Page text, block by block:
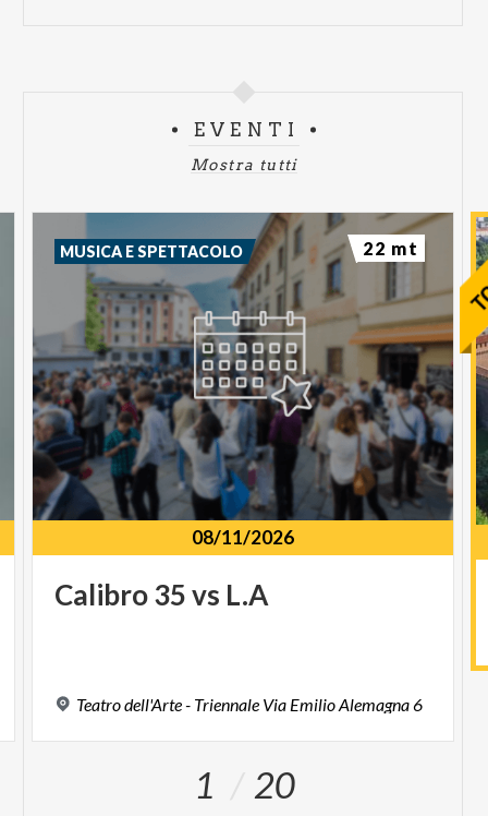
EVENTI
Mostra tutti
08/11/2026
Calibro35vs L.A
Teatrodell'Arte- Triennale Via EmilioAlemagna6
MUSICA E SPETTACOLO 22 mt
1 20